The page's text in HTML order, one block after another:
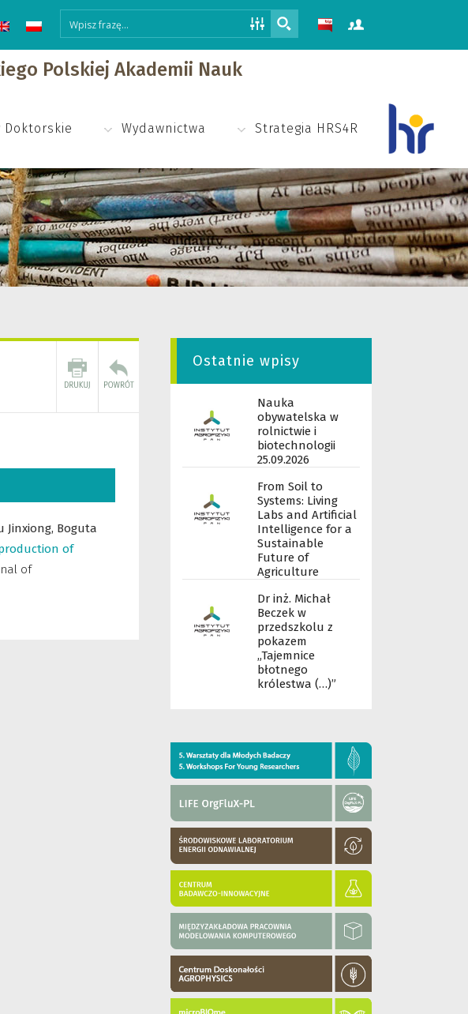
Polskiej Akademii Nauk
Doktorskie Wydawnictwa Strategia HRS4R
Jinxiong, Boguta
of
of
Ostatnie wpisy
Nauka
obywatelska w
rolnictwie i
biotechnologii
25.09.2026
From Soil to
Systems: Living
Labs and Artificial
Intelligence for a
Sustainable
Future of
Agriculture
Dr inż. Michał
Beczek w
przedszkolu z
pokazem
„Tajemnice
błotnego
królestwa (…)”